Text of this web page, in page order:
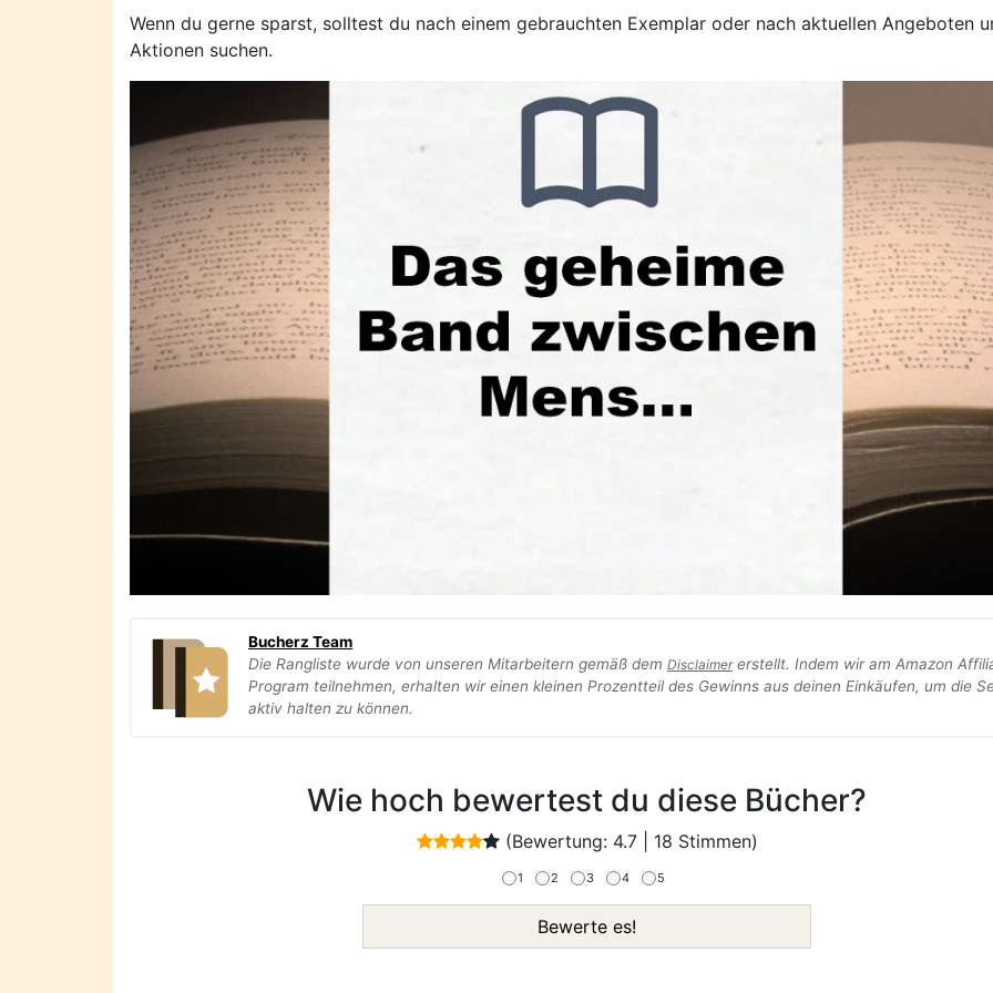
Wenn du gerne sparst, solltest du nach einem gebrauchten Exemplar oder nach aktuellen Angeboten
Aktionen suchen.
Bucherz Team
Die Rangliste wurde von unseren Mitarbeitern gemäß dem Disclaimererstellt. Indem wir am Amazon
Program teilnehmen, erhalten wir einen kleinen Prozentteil des Gewinns aus deinen Einkäufen, um die
aktiv halten zu können.
Wie hoch bewertest du diese Bücher?
(Bewertung: 4.7| 18 Stimmen)
1 2 3 4 5
Bewerte es!